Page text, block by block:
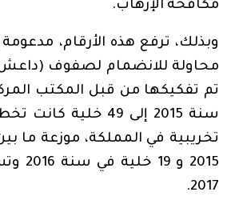
مكافحة الإرهاب.
وبذلك، ترفع هذه الأرقام، مدعومة
محاولة للانضمام لصفوف (داعش)،
تم تفكيكها من قبل المكتب
سنة 2015 إلى 49
2015
2017.